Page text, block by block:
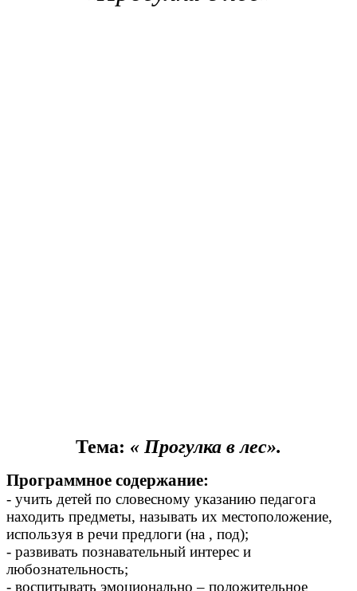
Тема: « Прогулка в лес».
Программное содержание:
- учить детей по словесному указанию педагога
находить предметы, называть их местоположение,
используя в речи предлоги (на , под);
- развивать познавательный интерес и
любознательность;
- воспитывать эмоционально – положительное